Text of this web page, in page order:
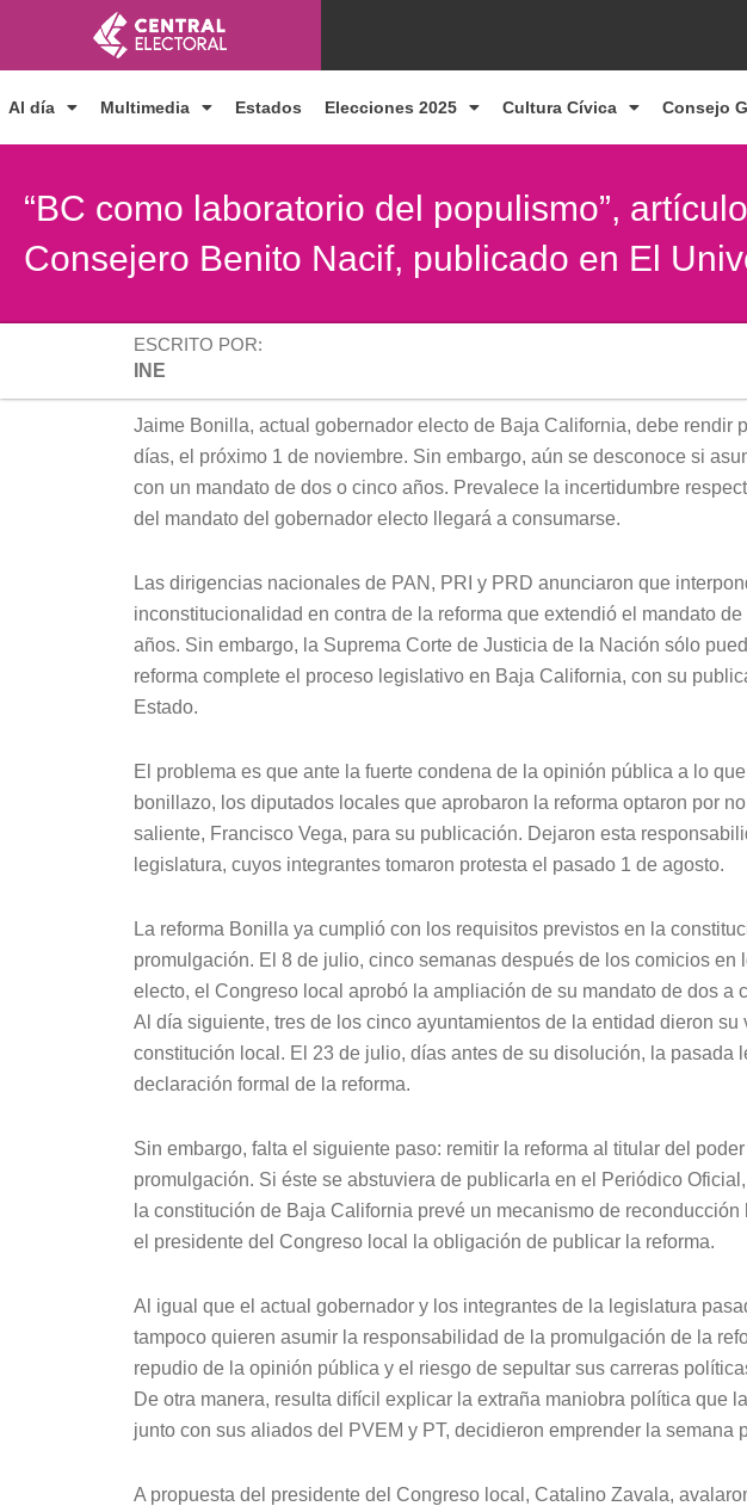
contenido
Al día Multimedia Estados Elecciones 2025 Cultura Cívica Consejo
“BC como laboratorio del populismo”,
Consejero Benito Nacif, publicado en El
ESCRITO POR:
INE
Jaime Bonilla, actual gobernador electo de Baja California, debe rendir
días, el próximo 1 de noviembre. Sin embargo, aún se desconoce si
con un mandato de dos o cinco años. Prevalece la incertidumbre
del mandato del gobernador electo llegará a consumarse.
Las dirigencias nacionales de PAN, PRI y PRD anunciaron que
inconstitucionalidad en contra de la reforma que extendió el mandato
años. Sin embargo, la Suprema Corte de Justicia de la Nación sólo
reforma complete el proceso legislativo en Baja California, con su
Estado.
El problema es que ante la fuerte condena de la opinión pública a lo
bonillazo, los diputados locales que aprobaron la reforma optaron por
saliente, Francisco Vega, para su publicación. Dejaron esta
legislatura, cuyos integrantes tomaron protesta el pasado 1 de agosto.
La reforma Bonilla ya cumplió con los requisitos previstos en la
promulgación. El 8 de julio, cinco semanas después de los comicios en
electo, el Congreso local aprobó la ampliación de su mandato de dos a
Al día siguiente, tres de los cinco ayuntamientos de la entidad dieron su
constitución local. El 23 de julio, días antes de su disolución, la pasada
declaración formal de la reforma.
Sin embargo, falta el siguiente paso: remitir la reforma al titular del
promulgación. Si éste se abstuviera de publicarla en el Periódico
la constitución de Baja California prevé un mecanismo de
el presidente del Congreso local la obligación de publicar la reforma.
Al igual que el actual gobernador y los integrantes de la legislatura
tampoco quieren asumir la responsabilidad de la promulgación de la
repudio de la opinión pública y el riesgo de sepultar sus carreras
De otra manera, resulta difícil explicar la extraña maniobra política que
junto con sus aliados del PVEM y PT, decidieron emprender la semana
A propuesta del presidente del Congreso local, Catalino Zavala,